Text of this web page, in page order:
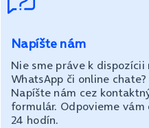
Napíšte nám
Nie sme práve k dispozícii
WhatsApp či online chate?
Napíšte nám cez
formulár. Odpovieme vám
24 hodín.